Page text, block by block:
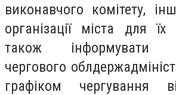
виконавчого комітету,
організації міста для
також інформувати
чергового
графіком чергування